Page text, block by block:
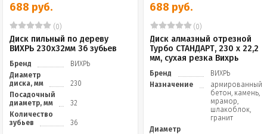
688 руб.
(0)
Диск пильный по дереву
ВИХРЬ 230х32мм 36 зубьев
Бренд
ВИХРЬ
Диаметр
диска, мм
230
Посадочный
диаметр, мм
32
Количество
зубьев
36
688 руб.
(0)
Диск алмазный отрезной
Турбо СТАНДАРТ, 230 х 22,2
мм, сухая резка Вихрь
Бренд
ВИХРЬ
Назначение
армированный
бетон, камень,
мрамор,
шлакоблок,
гранит
Диаметр